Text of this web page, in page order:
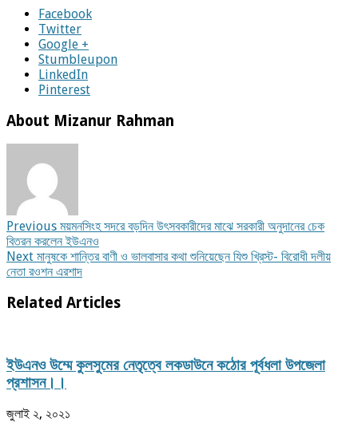
Facebook
Twitter
Google +
Stumbleupon
LinkedIn
Pinterest
About Mizanur Rahman
Previous ময়মনসিংহ সদরে বড়দিন উৎসবকারীদের মাঝে সরকারী অনুদানের চেক
বিতরন করলেন ইউএনও
Next মানুষকে শান্তির বাণী ও ভালবাসার কথা শুনিয়েছেন যিশু খ্রিস্ট- বিরোধী দলীয়
নেতা রওশন এরশাদ
Related Articles
ইউএনও উম্মে কুলসুমের নেতৃত্বে লকডাউনে কঠোর পূর্বধলা উপজেলা
প্রশাসন।।
জুলাই ২, ২০২১